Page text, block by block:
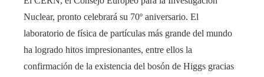
Nuclear, pronto celebrará su 70º aniversario. El
laboratorio de física de partículas más grande del mundo
ha logrado hitos impresionantes, entre ellos la
confirmación de la existencia del bosón de Higgs gracias